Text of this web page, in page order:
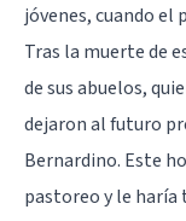
jóvenes, cuando el
Tras la muerte de
de sus abuelos,
dejaron al futuro
Bernardino. Este
pastoreo y le